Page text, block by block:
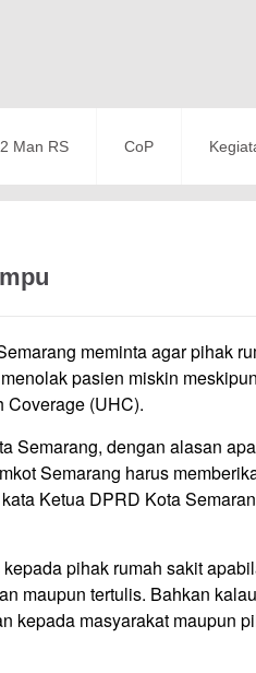
Man RS CoP
meminta agar pihak
pasien miskin
Coverage (UHC).
Semarang, dengan alasan
Semarang harus
Ketua DPRD Kota
pihak rumah sakit
maupun tertulis. Bahkan
kepada masyarakat maupun